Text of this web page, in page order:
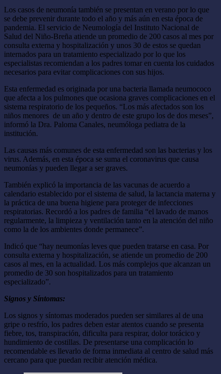
Los casos de neumonía también se presentan en verano por lo que
se debe prevenir durante todo el año y más aún en esta época de
pandemia. El servicio de Neumología del Instituto Nacional de
Salud del Niño-Breña atiende un promedio de 200 casos al mes por
consulta externa y hospitalización y unos 30 de estos se quedan
internados para un tratamiento especializado por lo que los
especialistas recomiendan a los padres tomar en cuenta los cuidados
necesarios para evitar complicaciones con sus hijos.
Esta enfermedad es originada por una bacteria llamada neumococo
que afecta a los pulmones que ocasiona graves complicaciones en el
sistema respiratorio de los pequeños. “Los más afectados son los
niños menores de un año y dentro de este grupo los de dos meses”,
informó la Dra. Paloma Canales, neumóloga pediatra de la
institución.
Las causas más comunes de esta enfermedad son las bacterias y los
virus. Además, en esta época se suma el coronavirus que causa
neumonías y pueden llegar a ser graves.
También explicó la importancia de las vacunas de acuerdo a
calendario establecido por el sistema de salud, la lactancia materna y
la práctica de una buena higiene para proteger de infecciones
respiratorias. Recordó a los padres de familia “el lavado de manos
regularmente, la limpieza y ventilación tanto en la atención del niño
como la de los ambientes donde permanece”.
Indicó que “hay neumonías leves que pueden tratarse en casa. Por
consulta externa y hospitalización, se atiende un promedio de 200
casos al mes, en la actualidad. Los más complejos que alcanzan un
promedio de 30 son hospitalizados para un tratamiento
especializado”.
Signos y Síntomas:
Los signos y síntomas moderados pueden ser similares al de una
gripe o resfrío, los padres deben estar atentos cuando se presenta
fiebre, tos, transpiración, dificulta para respirar, dolor torácico y
hundimiento de costillas. De presentarse una complicación lo
recomendable es llevarlo de forma inmediata al centro de salud más
cercano para que puedan recibir atención médica.